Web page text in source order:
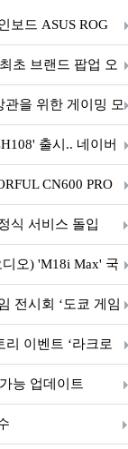
보드 ASUS ROG
초 브랜드 팝업 오
을 위한 게이밍 모
출시.. 네이버
CN600 PRO
식 서비스 돌입
오) 'M18i Max' 국
전시회 ‘도쿄 게임
이벤트 ‘라크로
! 능 업데이트